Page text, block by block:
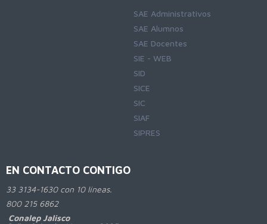
SAE Administrativos
SAE Alumnos
SAE Docentes
SIE - WEB
SID
SICE
SIC
SIAF
SIPRES
EN CONTACTO CONTIGO
33 3134-1630 con 10 líneas.
800215 6862
Conalep Jalisco